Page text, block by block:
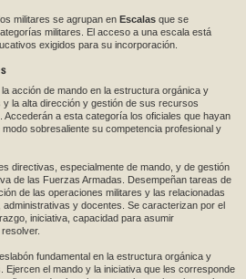
militares se agrupan en Escalas que se
militares. El acceso a una escala está
exigidos para su incorporación.
acción de mando en la estructura orgánica y
la alta dirección y gestión de sus recursos
Accederán a esta categoría los oficiales que hayan
sobresaliente su competencia profesional y
directivas, especialmente de mando, y de gestión
de las Fuerzas Armadas. Desempeñan tareas de
de las operaciones militares y las relacionadas
y docentes. Se caracterizan por el
iniciativa, capacidad para asumir
fundamental en la estructura orgánica y
Ejercen el mando y la iniciativa que les corresponde